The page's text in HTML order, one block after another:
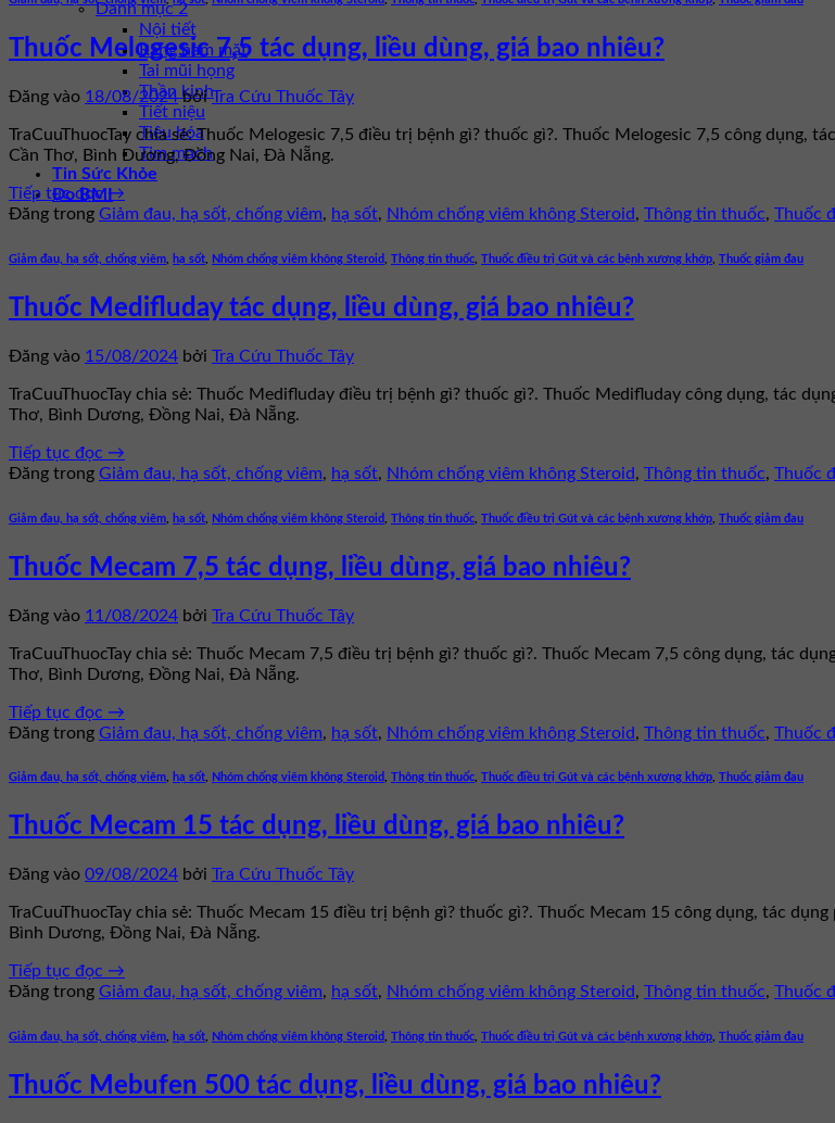
Danh mục 2
Nội tiết
Răng hàm mặt
Tai mũi họng
Thần kinh
Tiết niệu
Tiêu hóa
Tim mạch
Tin Sức Khỏe
Đo BMI
Thuốc Melogesic 7,5 tác dụng, liều dùng, giá bao nhiêu?
Đăng vào 18/08/2024 bởiTra Cứu Thuốc Tây
TraCuuThuocTay chia sẻ: Thuốc Melogesic 7,5 điều trị bệnh gì? thuốc gì?. Thuốc Melogesic 7,5 công dụng,
Cần Thơ, Bình Dương, Đồng Nai, Đà Nẵng.
Tiếp tục đọc→
Đăng trong Giảm đau, hạ sốt, chống viêm, hạ sốt, Nhóm chống viêm không Steroid, Thông tin thuốc, Thuốc
Giảm đau, hạ sốt, chống viêm hạ sốt Nhóm chống viêm không Steroid Thông tin thuốc Thuốc điều trị Gút và các bệnh xương khớp Thuốc giảm đau
Thuốc Medifluday tác dụng, liều dùng, giá bao nhiêu?
Đăng vào 15/08/2024 bởi Tra Cứu Thuốc Tây
TraCuuThuocTay chia sẻ: Thuốc Medifluday điều trị bệnh gì? thuốc gì?. Thuốc Medifluday công dụng, tác
Thơ, Bình Dương, Đồng Nai, Đà Nẵng.
Tiếp tục đọc →
Đăng trong Giảm đau, hạ sốt, chống viêm, hạ sốt, Nhóm chống viêm không Steroid, Thông tin thuốc, Thuốc
Giảm đau, hạ sốt, chống viêm hạ sốt Nhóm chống viêm không Steroid Thông tin thuốc Thuốc điều trị Gút và các bệnh xương khớp Thuốc giảm đau
Thuốc Mecam 7,5 tác dụng, liều dùng, giá bao nhiêu?
Đăng vào 11/08/2024 bởi Tra Cứu Thuốc Tây
TraCuuThuocTay chia sẻ: Thuốc Mecam 7,5 điều trị bệnh gì? thuốc gì?. Thuốc Mecam 7,5 công dụng, tác
Thơ, Bình Dương, Đồng Nai, Đà Nẵng.
Tiếp tục đọc →
Đăng trong Giảm đau, hạ sốt, chống viêm, hạ sốt, Nhóm chống viêm không Steroid, Thông tin thuốc, Thuốc
Giảm đau, hạ sốt, chống viêm, hạ sốt, Nhóm chống viêm không Steroid, Thông tin thuốc, Thuốc điều trị Gút và các bệnh xương khớp, Thuốc giảm đau
Thuốc Mecam 15 tác dụng, liều dùng, giá bao nhiêu?
Đăng vào 09/08/2024 bởi Tra Cứu Thuốc Tây
TraCuuThuocTay chia sẻ: Thuốc Mecam 15 điều trị bệnh gì? thuốc gì?. Thuốc Mecam 15 công dụng, tác
Bình Dương, Đồng Nai, Đà Nẵng.
Tiếp tục đọc →
Đăng trong Giảm đau, hạ sốt, chống viêm, hạ sốt, Nhóm chống viêm không Steroid, Thông tin thuốc, Thuốc
Giảm đau, hạ sốt, chống viêm, hạ sốt, Nhóm chống viêm không Steroid, Thông tin thuốc, Thuốc điều trị Gút và các bệnh xương khớp, Thuốc giảm đau
Thuốc Mebufen 500 tác dụng, liều dùng, giá bao nhiêu?